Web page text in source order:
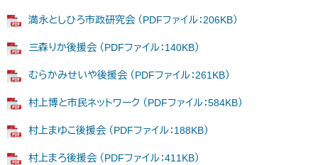
満永としひろ市政研究会 （PDFファイル：206KB）
三森りか後援会 （PDFファイル：140KB）
むらかみせいや後援会 （PDFファイル：261KB）
村上博と市民ネットワーク （PDFファイル：584KB）
村上まゆこ後援会 （PDFファイル：188KB）
村上まろ後援会 （PDFファイル：411KB）